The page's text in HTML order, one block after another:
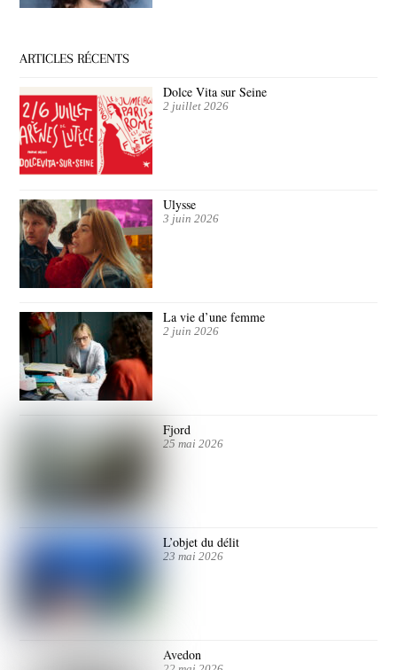
ARTICLES RÉCENTS
Dolce Vita sur Seine
2 juillet 2026
Ulysse
3 juin 2026
La vie d’une femme
2 juin 2026
Fjord
25 mai 2026
L’objet du délit
23 mai 2026
Avedon